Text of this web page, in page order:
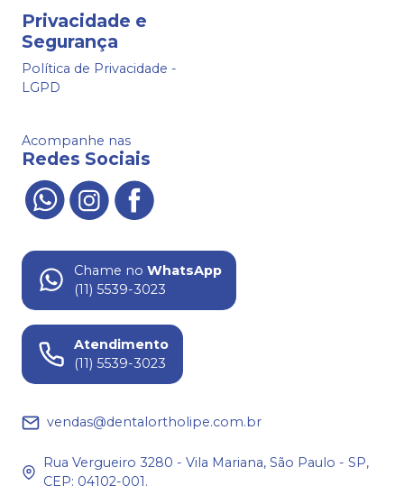
Privacidade e
Segurança
Política de Privacidade -
LGPD
Acompanhe nas
Redes Sociais
Chame no WhatsApp
(11) 5539-3023
Atendimento
(11) 5539-3023
vendas@dentalortholipe.com.br
Rua Vergueiro 3280 - Vila Mariana, São Paulo - SP,
CEP: 04102-001.